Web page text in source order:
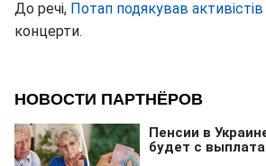
До речі, Потап подякував активістів
концерти.